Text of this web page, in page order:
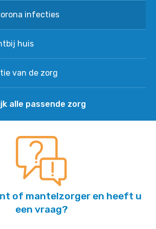
infecties
huis
van de zorg
alle passende zorg
of mantelzorger en heeft u
een vraag?